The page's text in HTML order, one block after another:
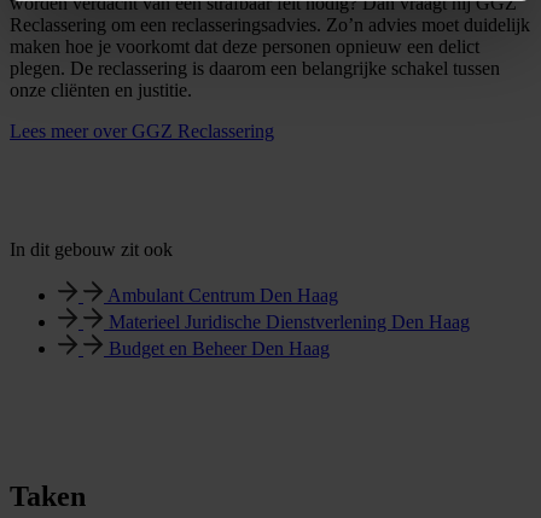
Reclassering om een reclasseringsadvies. Zo’n advies moet duidelijk
maken hoe je voorkomt dat deze personen opnieuw een delict
plegen. De reclassering is daarom een belangrijke schakel tussen
onze cliënten en justitie.
Lees meer over GGZ Reclassering
In dit gebouw zit ook
Ambulant Centrum Den Haag
Materieel Juridische Dienstverlening Den Haag
Budget en Beheer Den Haag
Taken